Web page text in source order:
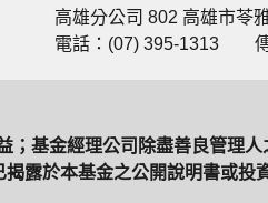
高雄分公司 802 高雄市苓
電話：(07) 395-1313
基金經理公司除盡善良管理
露於本基金之公開說明書或投